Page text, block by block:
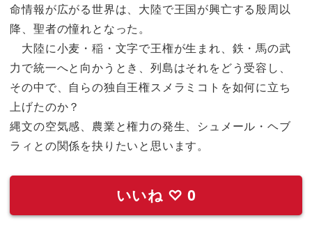
命情報が広がる世界は、大陸で王国が興亡する殷周以
降、聖者の憧れとなった。
大陸に小麦・稲・文字で王権が生まれ、鉄・馬の武
力で統一へと向かうとき、列島はそれをどう受容し、
その中で、自らの独自王権スメラミコトを如何に立ち
上げたのか？
縄文の空気感、農業と権力の発生、シュメール・ヘブ
ラィとの関係を抉りたいと思います。
いいね ♡ 0